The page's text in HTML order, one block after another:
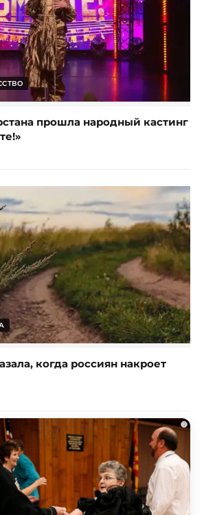
прошла народный кастинг
когда россиян накроет
i